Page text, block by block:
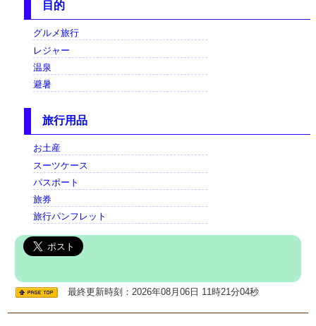
目的
グルメ旅行
レジャー
温泉
避暑
旅行用品
お土産
スーツケース
パスポート
旅券
旅行パンフレット
最終更新時刻：2026年08月06日 11時21分04秒